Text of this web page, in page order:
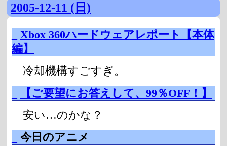
2005-12-11 (日)
Xbox 360ハードウェアレポート【本体
編】
冷却機構すごすぎ。
【ご要望にお答えして、99％OFF！】
安い…のかな？
今日のアニメ